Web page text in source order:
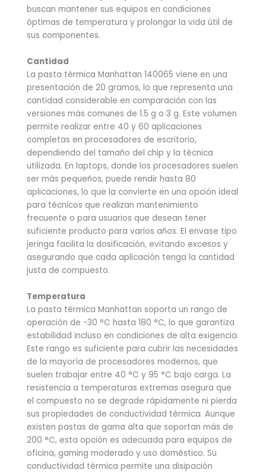
buscan mantener sus equipos en condiciones
óptimas de temperatura y prolongar la vida útil de
sus componentes.
Cantidad
La pasta térmica Manhattan 140065 viene en una
presentación de 20 gramos, lo que representa una
cantidad considerable en comparación con las
versiones más comunes de 1.5 g o 3 g. Este volumen
permite realizar entre 40 y 60 aplicaciones
completas en procesadores de escritorio,
dependiendo del tamaño del chip y la técnica
utilizada. En laptops, donde los procesadores suelen
ser más pequeños, puede rendir hasta 80
aplicaciones, lo que la convierte en una opción ideal
para técnicos que realizan mantenimiento
frecuente o para usuarios que desean tener
suficiente producto para varios años. El envase tipo
jeringa facilita la dosificación, evitando excesos y
asegurando que cada aplicación tenga la cantidad
justa de compuesto.
Temperatura
La pasta térmica Manhattan soporta un rango de
operación de -30 °C hasta 180 °C, lo que garantiza
estabilidad incluso en condiciones de alta exigencia.
Este rango es suficiente para cubrir las necesidades
de la mayoría de procesadores modernos, que
suelen trabajar entre 40 °C y 95 °C bajo carga. La
resistencia a temperaturas extremas asegura que
el compuesto no se degrade rápidamente ni pierda
sus propiedades de conductividad térmica. Aunque
existen pastas de gama alta que soportan más de
200 °C, esta opción es adecuada para equipos de
oficina, gaming moderado y uso doméstico. Su
conductividad térmica permite una disipación